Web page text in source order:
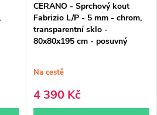
CERANO - Sprchový kout
Fabrizio L/P - 5 mm - chrom,
transparentní sklo -
80x80x195 cm - posuvný
Na cestě
4 390 Kč